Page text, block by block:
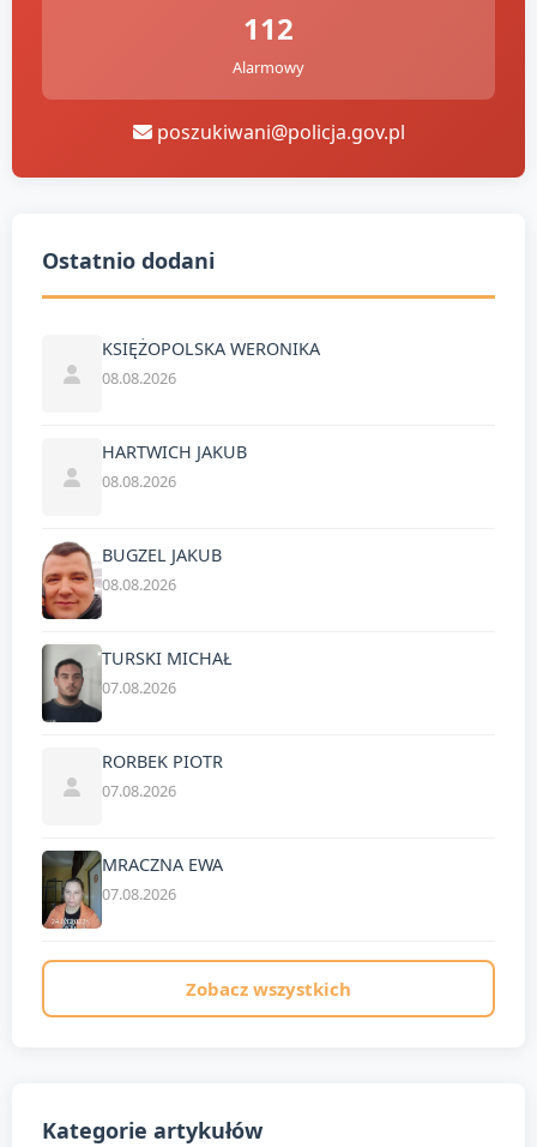
112
Alarmowy
poszukiwani@policja.gov.pl
Ostatnio dodani
KSIĘŻOPOLSKA WERONIKA
08.08.2026
HARTWICH JAKUB
08.08.2026
BUGZEL JAKUB
08.08.2026
TURSKI MICHAŁ
07.08.2026
RORBEK PIOTR
07.08.2026
MRACZNA EWA
07.08.2026
Zobacz wszystkich
Kategorie artykułów